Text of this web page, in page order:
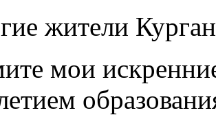
жители
мои